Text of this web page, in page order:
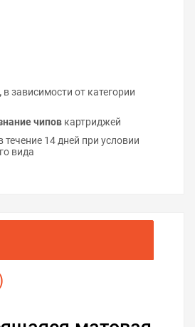
в зависимости от категории
чипов картриджей
течение 14 дней при условии
вида